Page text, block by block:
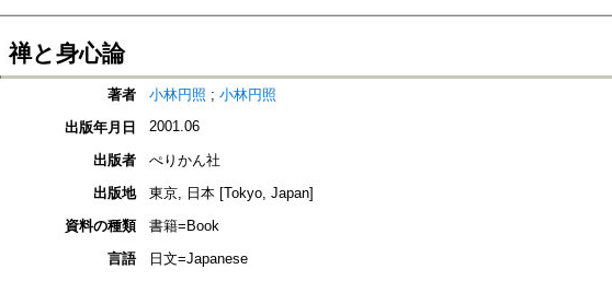
禅と身心論
著者 小林円照 ; 小林円照
出版年月日
2001.06
出版者
ぺりかん社
出版地
東京, 日本 [Tokyo, Japan]
資料の種類
書籍=Book
言語
日文=Japanese